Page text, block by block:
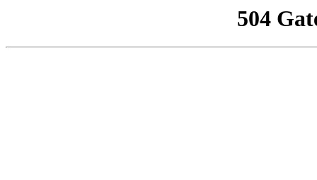
504